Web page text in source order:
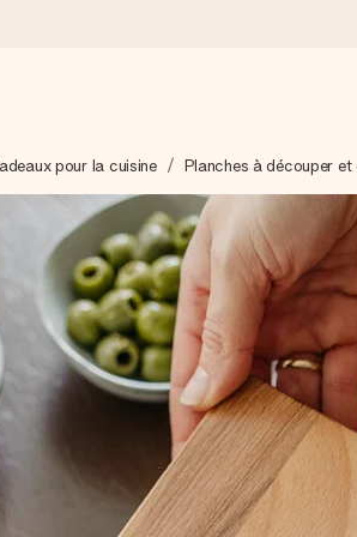
attention et l’envoyons en un éclair –
avis)
clients nous attribuent une note de 4,9
quelques étapes – avec son prénom,
pour la cuisine Planches à découper et